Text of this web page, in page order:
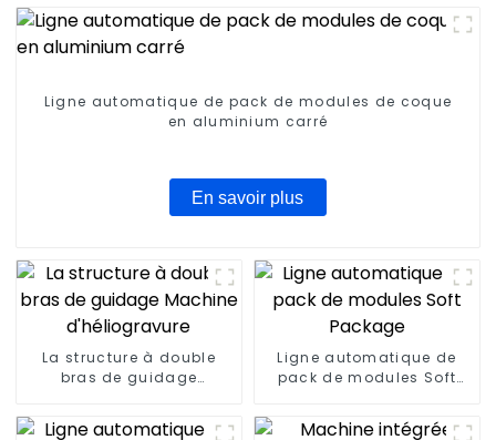
Ligne automatique de pack de modules de coque
en aluminium carré
En savoir plus
La structure à double
bras de guidage
Ligne automatique de
pack de modules Soft